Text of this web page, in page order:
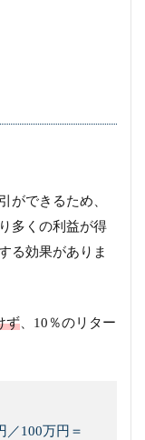
ができるため、
多くの利益が得
る効果がありま
ず、10％のリター
／100万円＝